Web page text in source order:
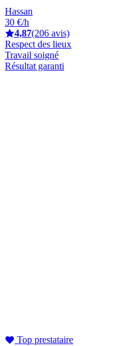
Hassan
30 €/h
4,87(206 avis)
Respect des lieux
Travail soigné
Résultat garanti
Top prestataire